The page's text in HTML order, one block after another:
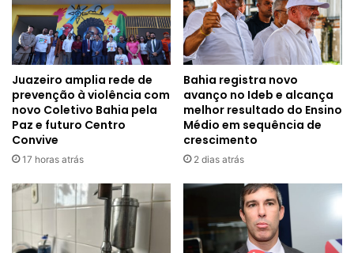
Juazeiro amplia rede de
prevenção à violência com
novo Coletivo Bahia pela
Paz e futuro Centro
Convive
17 horas atrás
Bahia registra novo
avanço no Ideb e alcança
melhor resultado do Ensino
Médio em sequência de
crescimento
2 dias atrás